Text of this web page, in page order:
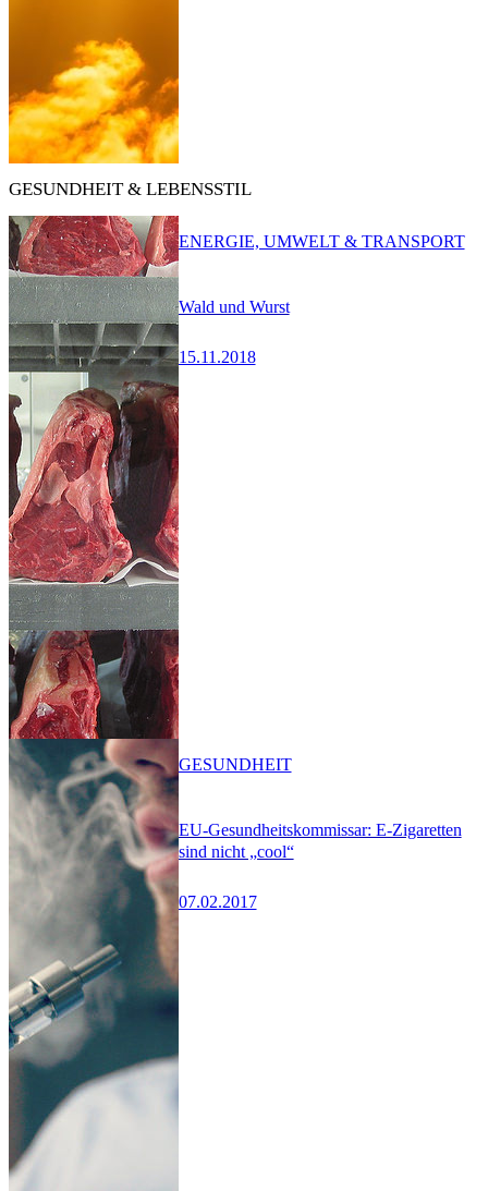
GESUNDHEIT & LEBENSSTIL
Wald und Wurst
15.11.2018
ENERGIE, UMWELT & TRANSPORT
EU-Gesundheitskommissar: E-Zigaretten
sind nicht „cool“
07.02.2017
GESUNDHEIT